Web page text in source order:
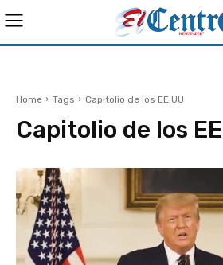
Home Tags Capitolio de los EE.UU
Capitolio de los